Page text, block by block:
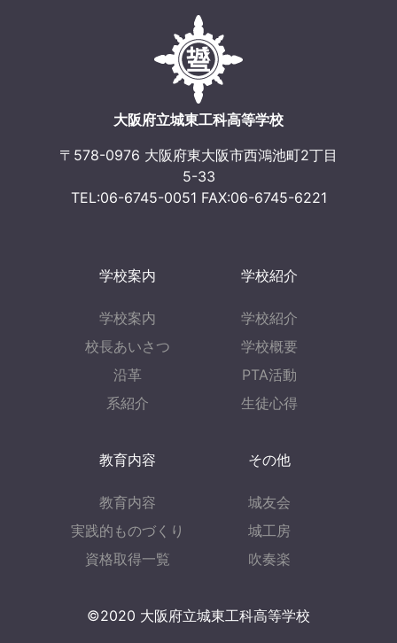
大阪府立城東工科高等学校
〒578-0976 大阪府東大阪市西鴻池町2丁目
5-33
TEL:06-6745-0051 FAX:06-6745-6221
学校案内
学校案内
校長あいさつ
沿革
系紹介
学校紹介
学校紹介
学校概要
PTA活動
生徒心得
教育内容
教育内容
実践的ものづくり
資格取得一覧
その他
城友会
城工房
吹奏楽
©︎2020 大阪府立城東工科高等学校